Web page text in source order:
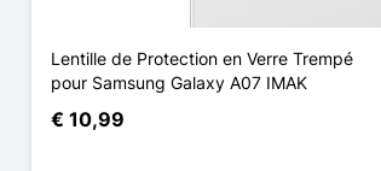
Lentille de Protection en Verre Trempé
pour Samsung Galaxy A07 IMAK
€ 10,99